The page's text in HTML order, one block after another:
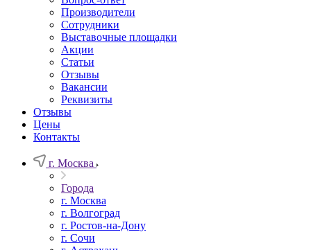
Производители
Сотрудники
Выставочные площадки
Акции
Статьи
Отзывы
Вакансии
Реквизиты
Отзывы
Цены
Контакты
г. Москва
Города
г. Москва
г. Волгоград
г. Ростов-на-Дону
г. Сочи